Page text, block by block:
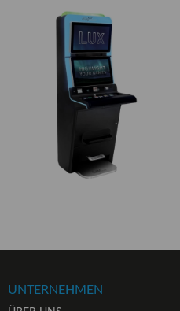
UNTERNEHMEN